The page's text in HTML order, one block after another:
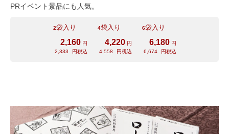
PRイベント景品にも人気。
2袋入り
2,160 円
2,333
円税込
4袋入り
4,220 円
4,558
円税込
6袋入り
6,180 円
6,674
円税込